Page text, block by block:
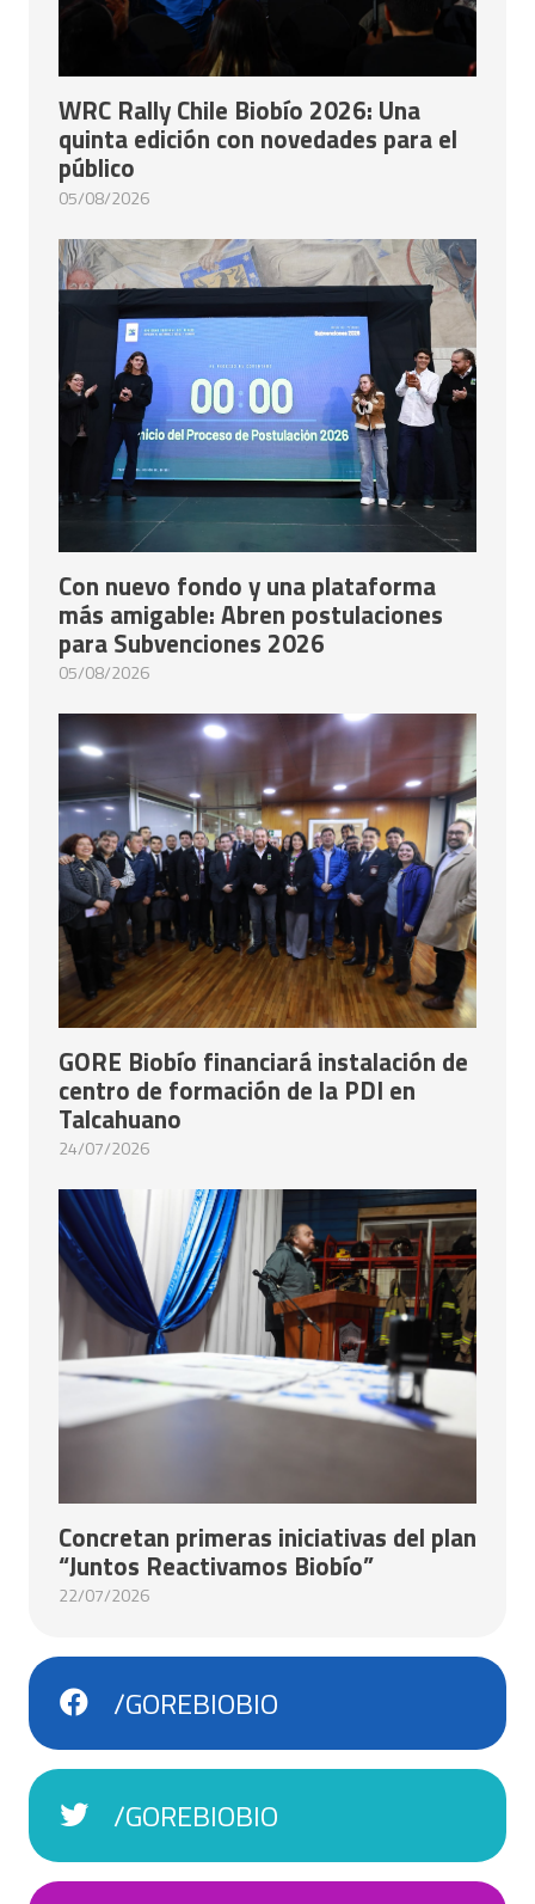
WRC Rally Chile Biobío 2026: Una
quinta edición con novedades para el
público
05/08/2026
Con nuevo fondo y una plataforma
más amigable: Abren postulaciones
para Subvenciones 2026
05/08/2026
GORE Biobío financiará instalación de
centro de formación de la PDI en
Talcahuano
24/07/2026
Concretan primeras iniciativas del plan
“Juntos Reactivamos Biobío”
22/07/2026
/GOREBIOBIO
/GOREBIOBIO